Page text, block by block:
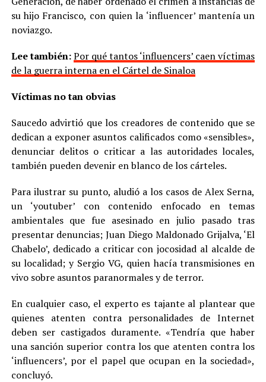
su hijo Francisco, con quien la ‘influencer’ mantenía un
noviazgo.
Lee también:Por qué tantos ‘influencers’ caen víctimas
de la guerra interna en el Cártel de Sinaloa
Víctimas no tan obvias
Saucedo advirtió que los creadores de contenido que se
dedican a exponer asuntos calificados como «sensibles»,
denunciar delitos o criticar a las autoridades locales,
también pueden devenir en blanco de los cárteles.
Para ilustrar su punto, aludió a los casos de Alex Serna,
un ‘youtuber’ con contenido enfocado en temas
ambientales que fue asesinado en julio pasado tras
presentar denuncias; Juan Diego Maldonado Grijalva, ‘El
Chabelo’, dedicado a criticar con jocosidad al alcalde de
su localidad; y Sergio VG, quien hacía transmisiones en
vivo sobre asuntos paranormales y de terror.
En cualquier caso, el experto es tajante al plantear que
quienes atenten contra personalidades de Internet
deben ser castigados duramente. «Tendría que haber
una sanción superior contra los que atenten contra los
‘influencers’, por el papel que ocupan en la sociedad»,
concluyó.